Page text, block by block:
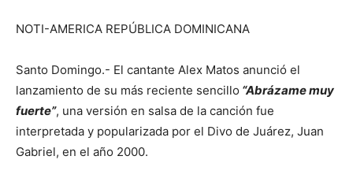
NOTI-AMERICA REPÚBLICA DOMINICANA
Santo Domingo.- El cantante Alex Matos anunció el
lanzamiento de su más reciente sencillo “Abrázame muy
fuerte”, una versión en salsa de la canción fue
interpretada y popularizada por el Divo de Juárez, Juan
Gabriel, en el año 2000.